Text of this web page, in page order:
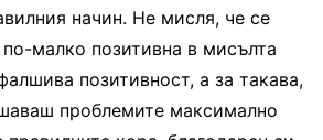
начин. Не мисля, че се
малко позитивна в мисълта
позитивност, а за такава,
проблемите максимално